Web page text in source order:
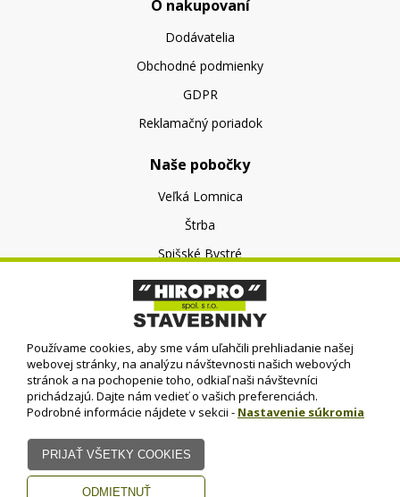
O nakupovaní
Dodávatelia
Obchodné podmienky
GDPR
Reklamačný poriadok
Naše pobočky
Veľká Lomnica
Štrba
Spišské Bystré
O nás
O spoločnosti
Kontakt
Používame cookies, aby sme vám uľahčili prehliadanie našej
webovej stránky, na analýzu návštevnosti našich webových
stránok a na pochopenie toho, odkiaľ naši návštevníci
prichádzajú. Dajte nám vedieť o vašich preferenciách.
Podrobné informácie nájdete v sekcii - Nastavenie súkromia